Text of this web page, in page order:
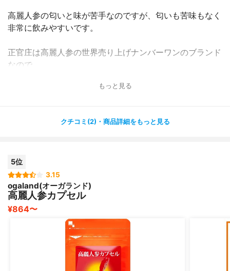
高麗人参の匂いと味が苦手なのですが、匂いも苦味もなく
非常に飲みやすいです。
正官庄は高麗人参の世界売り上げナンバーワンのブランド
なので
添加物なども一切入っていないのも信頼できるポイントで
紅参を飲みはじめてから、疲れが長引かなくなってきまし
た。
またずっと苦しんできた花粉症の症状も緩和されてきたよ
うで非常に助かっています。
もっと見る
クチコミ(2)・商品詳細をもっと見る
5位
3.15
ogaland(オーガランド)
高麗人参カプセル
¥864〜